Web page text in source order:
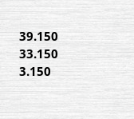
39.150
33.150
3.150